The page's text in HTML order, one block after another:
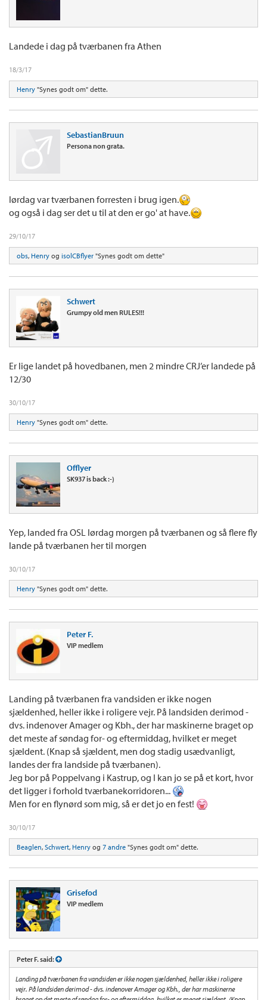
Landede i dag på tværbanen fra Athen
18/3/17
Henry "Synes godt om" dette.
SebastianBruun
Persona non grata.
lørdag var tværbanen forresten i brug igen.
og også i dag ser det u til at den er go' at have.
29/10/17
obs, Henry og isolCBflyer "Synes godt om dette"
Schwert
Grumpy old men RULES!!!
Er lige landet på hovedbanen, men 2 mindre CRJ’er landede på
12/30
30/10/17
Henry "Synes godt om" dette.
Offlyer
SK937 is back :-)
Yep, landed fra OSL lørdag morgen på tværbanen og så flere fly
lande på tværbanen her til morgen
30/10/17
Henry "Synes godt om" dette.
Peter F.
VIP medlem
Landing på tværbanen fra vandsiden er ikke nogen
sjældenhed, heller ikke i roligere vejr. På landsiden derimod -
dvs. indenover Amager og Kbh., der har maskinerne braget op
det meste af søndag for- og eftermiddag, hvilket er meget
sjældent. (Knap så sjældent, men dog stadig usædvanligt,
landes der fra landside på tværbanen).
Jeg bor på Poppelvang i Kastrup, og I kan jo se på et kort, hvor
det ligger i forhold tværbanekorridoren...
Men for en flynørd som mig, så er det jo en fest!
30/10/17
Beaglen, Schwert, Henry og 7 andre "Synes godt om" dette.
Grisefod
VIP medlem
Peter F. said:
Landing på tværbanen fra vandsiden er ikke nogen sjældenhed, heller ikke i roligere
vejr. På landsiden derimod - dvs. indenover Amager og Kbh., der har maskinerne